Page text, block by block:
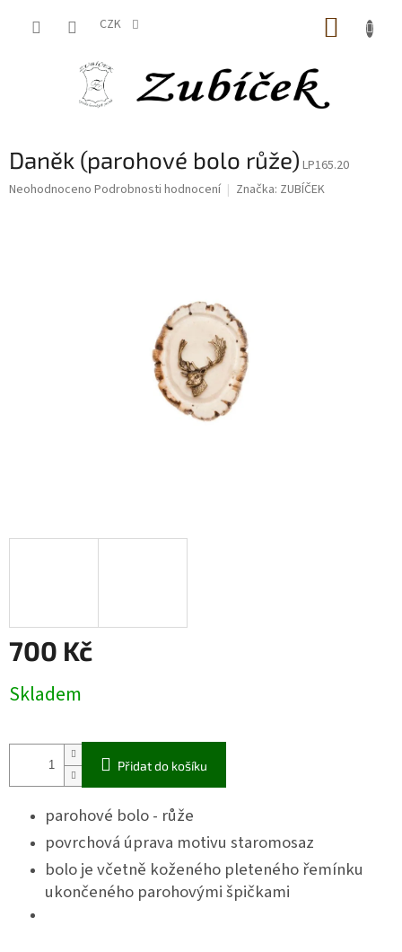
CZK
Daněk (parohové bolo růže) LP165.20
Průměrné
Neohodnoceno Podrobnosti hodnocení Značka: ZUBÍČEK
700 Kč
cena:
Skladem
Přidat do košíku
parohové bolo - růže
povrchová úprava motivu staromosaz
bolo je včetně koženého pleteného řemínku
ukončeného parohovými špičkami